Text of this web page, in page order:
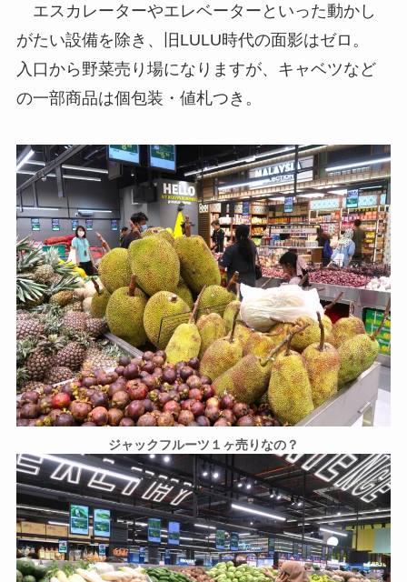
エスカレーターやエレベーターといった動かし
がたい設備を除き、旧LULU時代の面影はゼロ。
入口から野菜売り場になりますが、キャベツなど
の一部商品は個包装・値札つき。
ジャックフルーツ１ヶ売りなの？